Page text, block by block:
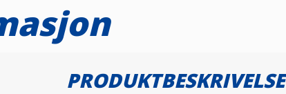
PRODUKTBESKRIVELSE